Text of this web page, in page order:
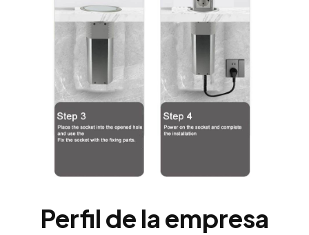
Perfil de la empresa